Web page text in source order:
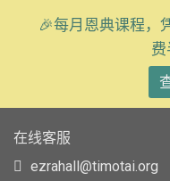
在线客服
ezrahall@timotai.org
🎉每月恩典课程，
费